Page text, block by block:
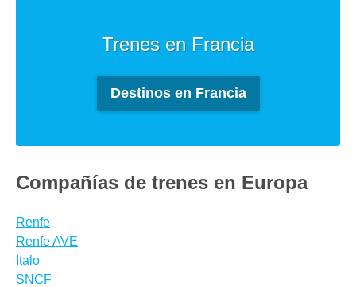
Trenes en Francia
Destinos en Francia
Compañías de trenes en Europa
Renfe
Renfe AVE
Italo
SNCF